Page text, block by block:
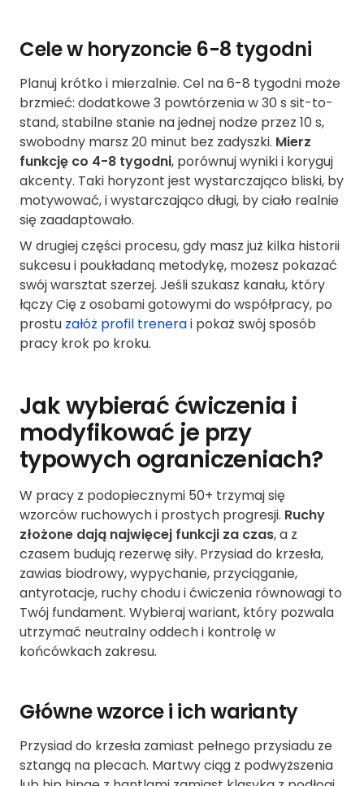
Cele w horyzoncie 6-8 tygodni
Planuj krótko i mierzalnie. Cel na 6-8 tygodni może
brzmieć: dodatkowe 3 powtórzenia w 30 s sit-to-
stand, stabilne stanie na jednej nodze przez 10 s,
swobodny marsz 20 minut bez zadyszki. Mierz
funkcję co 4-8 tygodni, porównuj wyniki i koryguj
akcenty. Taki horyzont jest wystarczająco bliski, by
motywować, i wystarczająco długi, by ciało realnie
się zaadaptowało.
W drugiej części procesu, gdy masz już kilka historii
sukcesu i poukładaną metodykę, możesz pokazać
swój warsztat szerzej. Jeśli szukasz kanału, który
łączy Cię z osobami gotowymi do współpracy, po
prostu załóż profil trenerai pokaż swój sposób
pracy krok po kroku.
Jak wybierać ćwiczenia i
modyfikować je przy
typowych ograniczeniach?
W pracy z podopiecznymi 50+ trzymaj się
wzorców ruchowych i prostych progresji. Ruchy
złożone dają najwięcej funkcji za czas, a z
czasem budują rezerwę siły. Przysiad do krzesła,
zawias biodrowy, wypychanie, przyciąganie,
antyrotacje, ruchy chodu i ćwiczenia równowagi to
Twój fundament. Wybieraj wariant, który pozwala
utrzymać neutralny oddech i kontrolę w
końcówkach zakresu.
Główne wzorce i ich warianty
Przysiad do krzesła zamiast pełnego przysiadu ze
sztangą na plecach. Martwy ciąg z podwyższenia